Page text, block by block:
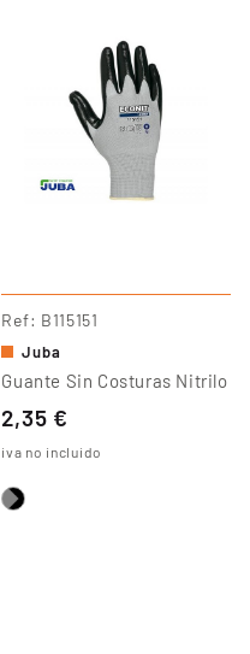
Ref B115151
Juba
Guante Sin Costuras Nitrilo
2,35 €
iva no incluido